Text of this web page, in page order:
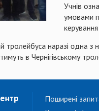
Учнів
умовами
тролейбуса наразі одна
в Чернігівському
Поширені